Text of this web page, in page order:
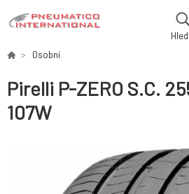
Osobní
Pirelli P-ZERO S.C.
107W